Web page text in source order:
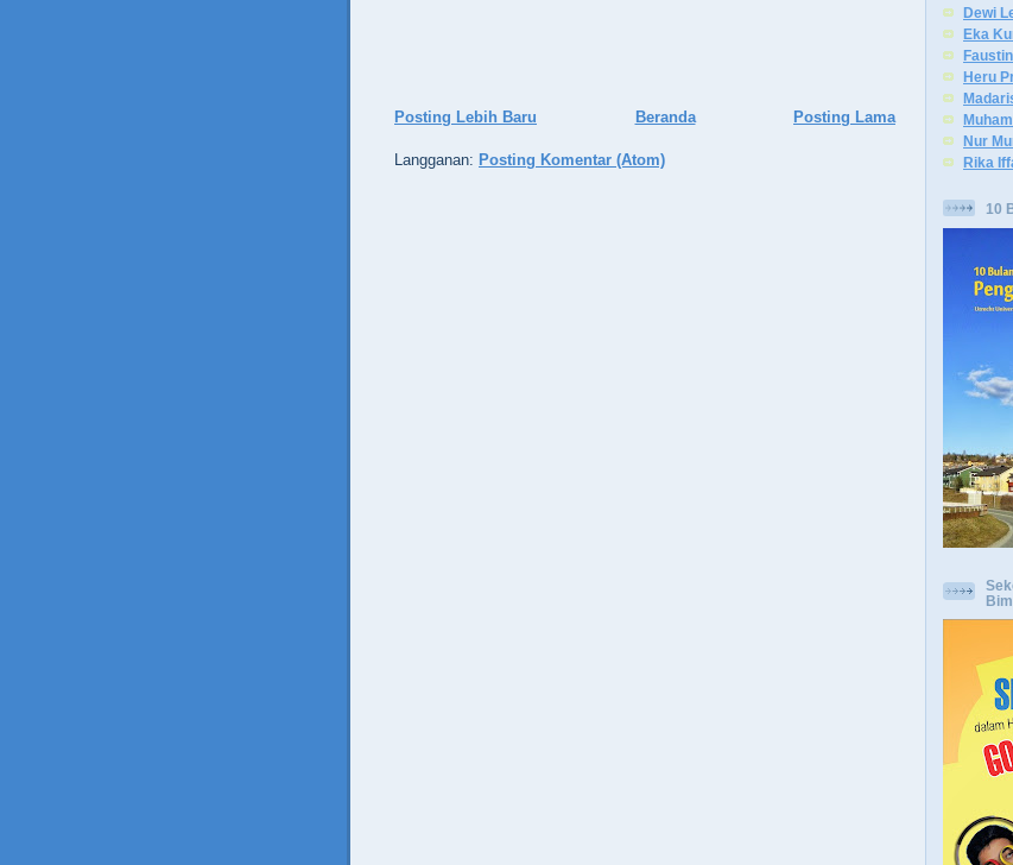
Posting Lebih Baru Posting Lama
Beranda
Langganan: Posting Komentar (Atom)
Dewi
Eka
Heru
Nur
Rika
10